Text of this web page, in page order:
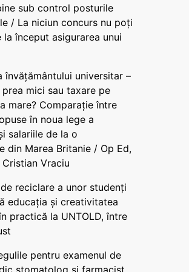
sub control posturile
/ La niciun concurs nu poți
la început asigurarea unui
învățământului universitar –
mici sau taxare pe
mare? Comparație între
în noua lege a
salariile de la o
din Marea Britanie / Op Ed,
Vraciu
reciclare a unor studenți
educația și creativitatea
practică la UNTOLD, între
pentru examenul de
stomatolog și farmacist